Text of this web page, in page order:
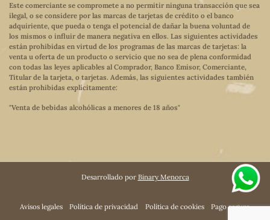
Este comerciante se compromete a no permitir ninguna transacción que sea
ilegal, o se considere por las marcas de tarjetas de crédito o el banco
adquiriente, que pueda o tenga el potencial de dañar la buena voluntad de
los mismos o influir de manera negativa en ellos. Las siguientes actividades
están prohibidas en virtud de los programas de las marcas de tarjetas: la
venta u oferta de un producto o servicio que no sea de plena conformidad
con todas las leyes aplicables al Comprador, Banco Emisor, Comerciante,
Titular de la tarjeta, o tarjetas. Además, las siguientes actividades también
están prohibidas explícitamente:
"Venta de bebidas alcohólicas a menores de 18 años"
Desarrollado por Binary Menorca
Avisos legales Política de privacidad Política de cookies Pago seguro